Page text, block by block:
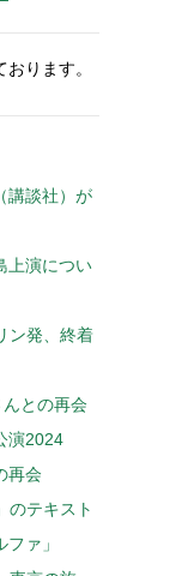
ります。
講談社）が
上演につい
ン発、終着
との再会
演2024
再会
のテキスト
ァ」